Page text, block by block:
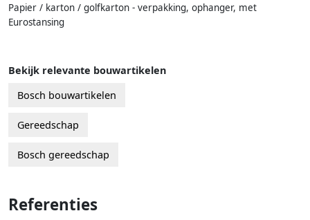
Papier / karton / golfkarton - verpakking, ophanger, met
Eurostansing
Bekijk relevante bouwartikelen
Bosch bouwartikelen
Gereedschap
Bosch gereedschap
Referenties